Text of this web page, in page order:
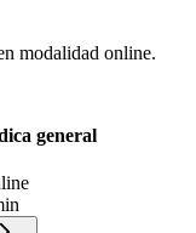
modalidad online.
general